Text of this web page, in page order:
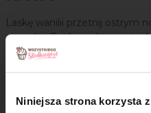
Niniejsza strona korzysta
Laskę wanilii przetnij ostrym
ziarenka. Dodaj je do